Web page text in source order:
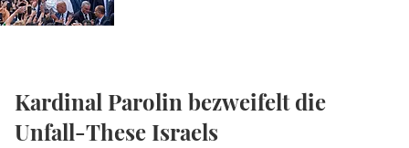
Kardinal Parolin bezweifelt die
Unfall-These Israels